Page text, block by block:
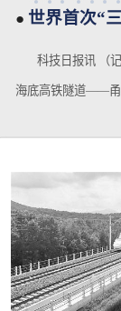
● 世界首次“
科技日报讯 （记
海底高铁隧道——甬